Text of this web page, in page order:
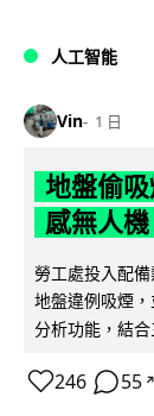
人工智能
Vin 1 日
地盤偷
感無人
勞工處投入配
地盤違例吸煙
分析功能，結
246 55 ↗